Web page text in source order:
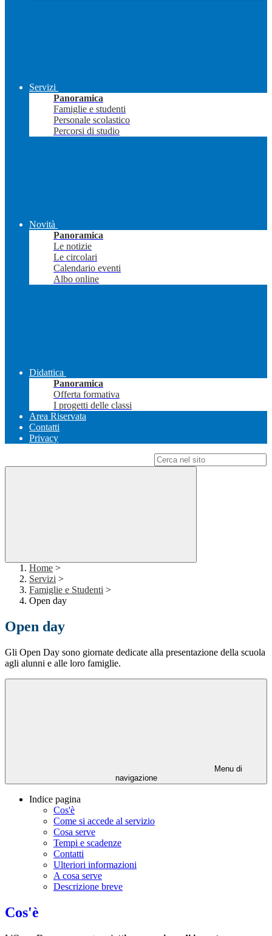
Servizi
Panoramica
Famiglie e studenti
Personale scolastico
Percorsi di studio
Novità
Panoramica
Le notizie
Le circolari
Calendario eventi
Albo online
Didattica
Panoramica
Offerta formativa
I progetti delle classi
Area Riservata
Contatti
Privacy
Home >
Servizi >
Famiglie e Studenti >
Open day
Open day
Gli Open Day sono giornate dedicate alla presentazione della scuola
agli alunni e alle loro famiglie.
Menu di
navigazione
Indice pagina
Cos'è
Come si accede al servizio
Cosa serve
Tempi e scadenze
Contatti
Ulteriori informazioni
A cosa serve
Descrizione breve
Cos'è